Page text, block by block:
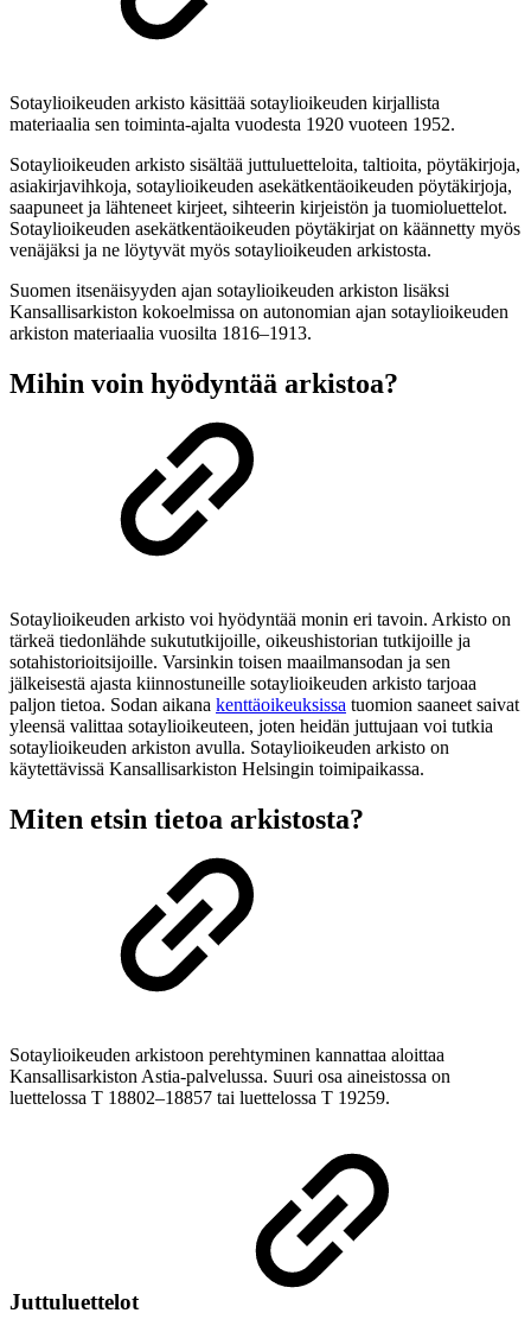
Sotaylioikeuden arkisto käsittää sotaylioikeuden kirjallista
materiaalia sen toiminta-ajalta vuodesta 1920 vuoteen 1952.
Sotaylioikeuden arkisto sisältää juttuluetteloita, taltioita, pöytäkirjoja,
asiakirjavihkoja, sotaylioikeuden asekätkentäoikeuden pöytäkirjoja,
saapuneet ja lähteneet kirjeet, sihteerin kirjeistön ja tuomioluettelot.
Sotaylioikeuden asekätkentäoikeuden pöytäkirjat on käännetty myös
venäjäksi ja ne löytyvät myös sotaylioikeuden arkistosta.
Suomen itsenäisyyden ajan sotaylioikeuden arkiston lisäksi
Kansallisarkiston kokoelmissa on autonomian ajan sotaylioikeuden
arkiston materiaalia vuosilta 1816–1913.
Mihin voin hyödyntää arkistoa?
Sotaylioikeuden arkisto voi hyödyntää monin eri tavoin. Arkisto on
tärkeä tiedonlähde sukututkijoille, oikeushistorian tutkijoille ja
sotahistorioitsijoille. Varsinkin toisen maailmansodan ja sen
jälkeisestä ajasta kiinnostuneille sotaylioikeuden arkisto tarjoaa
paljon tietoa. Sodan aikana kenttäoikeuksissa tuomion saaneet saivat
yleensä valittaa sotaylioikeuteen, joten heidän juttujaan voi tutkia
sotaylioikeuden arkiston avulla. Sotaylioikeuden arkisto on
käytettävissä Kansallisarkiston Helsingin toimipaikassa.
Miten etsin tietoa arkistosta?
Sotaylioikeuden arkistoon perehtyminen kannattaa aloittaa
Kansallisarkiston Astia-palvelussa. Suuri osa aineistossa on
luettelossa T 18802–18857 tai luettelossa T 19259.
Juttuluettelot